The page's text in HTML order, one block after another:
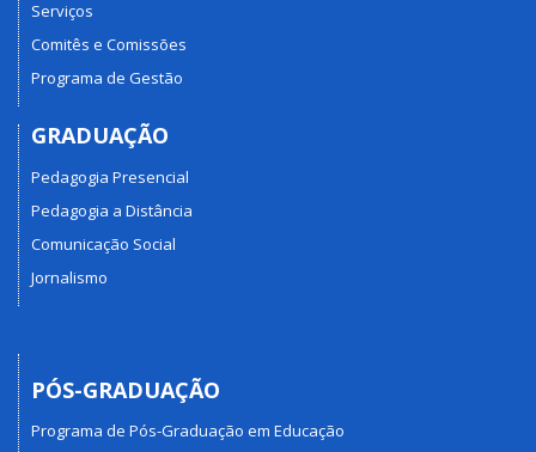
Serviços
Comitês e Comissões
Programa de Gestão
GRADUAÇÃO
Pedagogia Presencial
Pedagogia a Distância
Comunicação Social
Jornalismo
PÓS-GRADUAÇÃO
Programa de Pós-Graduação em Educação